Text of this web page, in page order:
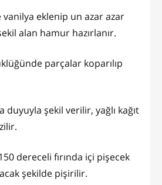
vanilya eklenip un azar azar
alan hamur hazırlanır.
parçalar koparılıp
duyuyla şekil verilir, yağlı kağıt
dereceli fırında içi pişecek
şekilde pişirilir.